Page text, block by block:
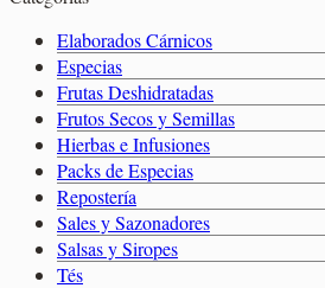
No hay productos en el carrito.
Volver a la tienda
Carrito
No hay productos en el carrito.
Volver a la tienda
Salsas y Siropes
Elaborados Cárnicos
Especias
Frutas Deshidratadas
Frutos Secos y Semillas
Hierbas e Infusiones
Packs de Especias
Repostería
Sales y Sazonadores
Salsas y Siropes
Tés